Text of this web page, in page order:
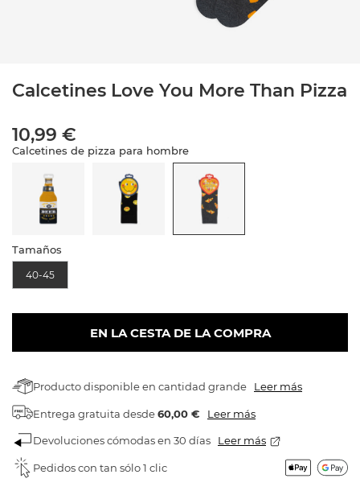
Calcetines Love You More Than Pizza
10,99 €
Calcetines de pizza para hombre
Tamaños
40-45
EN LA CESTA DE LA COMPRA
Producto disponible en cantidad grande Leer más
Entrega gratuita desde60,00 € Leer más
Devoluciones cómodas en 30 días Leer más
Pedidos con tan sólo 1 clic